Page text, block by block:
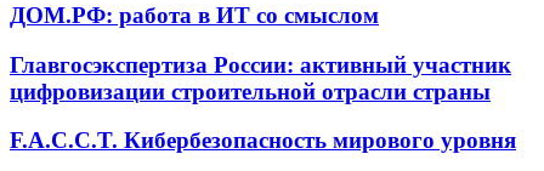
ДОМ.РФ: работа в ИТ со смыслом
Главгосэкспертиза России: активный участник
цифровизации строительной отрасли страны
F.A.C.C.T. Кибербезопасность мирового уровня